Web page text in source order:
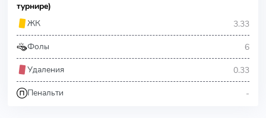
турнире)
ЖК
3.33
Фолы 6
Удаления 0.33
Пенальти -